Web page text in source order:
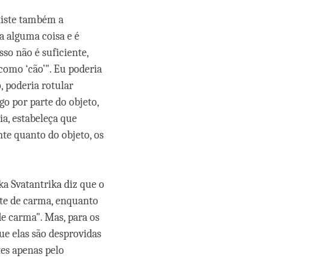
também a
alguma coisa e é
não é suficiente,
‘cão’". Eu poderia
poderia rotular
por parte do objeto,
estabeleça que
quanto do objeto, os
Svatantrika diz que o
de carma, enquanto
carma". Mas, para os
elas são desprovidas
apenas pelo